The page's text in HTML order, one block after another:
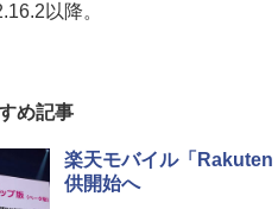
以降。
め記事
楽天モバイル「
供開始へ